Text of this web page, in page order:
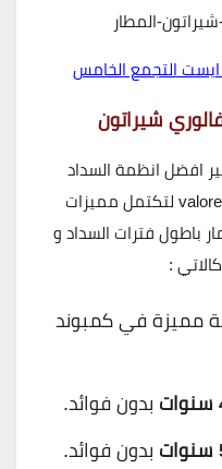
ايست التجمع الخامس
شيراتون
افضل انظمة السداد
لمشروع فالوري شيراتون valore sheraton لتكتمل مميزات
باطول فترات السداد و
:
مميزة في كمبوند
بدون فوائد.
بدون فوائد.